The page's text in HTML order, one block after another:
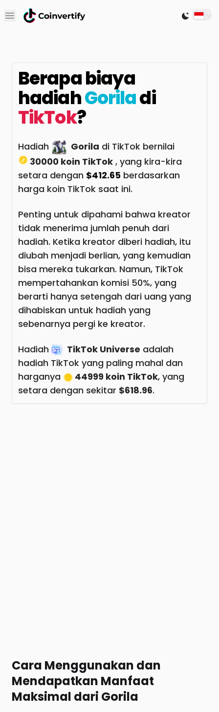
Open main menu Switch
Berapa biaya
hadiahGoriladi
TikTok?
Hadiah Gorila di TikTok bernilai
30000 koin TikTok , yang kira-kira
setara dengan $412.65 berdasarkan
harga koin TikTok saat ini.
Penting untuk dipahami bahwa kreator
tidak menerima jumlah penuh dari
hadiah. Ketika kreator diberi hadiah, itu
diubah menjadi berlian, yang kemudian
bisa mereka tukarkan. Namun, TikTok
mempertahankan komisi 50%, yang
berarti hanya setengah dari uang yang
dihabiskan untuk hadiah yang
sebenarnya pergi ke kreator.
Hadiah TikTok Universe adalah
hadiah TikTok yang paling mahal dan
harganya
44999 koin TikTok, yang
setara dengan sekitar $618.96.
Cara Menggunakan dan
Mendapatkan Manfaat
Maksimal dari Gorila